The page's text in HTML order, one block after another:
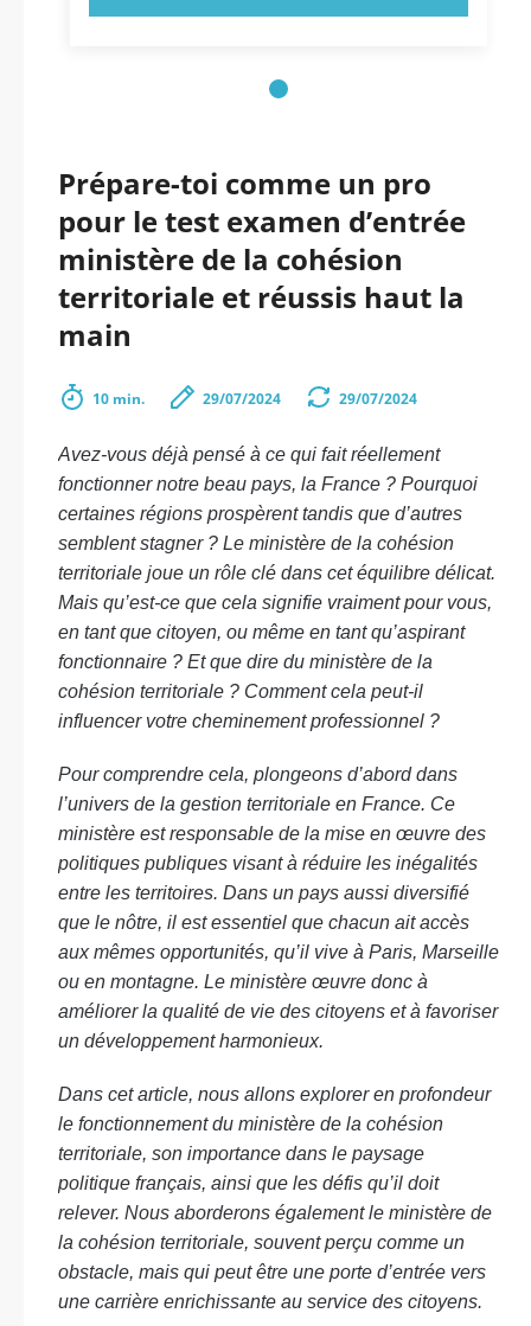
Prépare-toi comme un pro
pour le test examen d’entrée
ministère de la cohésion
territoriale et réussis haut la
main
10 min. 29/07/2024 29/07/2024
Avez-vous déjà pensé à ce qui fait réellement
fonctionner notre beau pays, la France ? Pourquoi
certaines régions prospèrent tandis que d’autres
semblent stagner ? Le ministère de la cohésion
territoriale joue un rôle clé dans cet équilibre délicat.
Mais qu’est-ce que cela signifie vraiment pour vous,
en tant que citoyen, ou même en tant qu’aspirant
fonctionnaire ? Et que dire du ministère de la
cohésion territoriale ? Comment cela peut-il
influencer votre cheminement professionnel ?
Pour comprendre cela, plongeons d’abord dans
l’univers de la gestion territoriale en France. Ce
ministère est responsable de la mise en œuvre des
politiques publiques visant à réduire les inégalités
entre les territoires. Dans un pays aussi diversifié
que le nôtre, il est essentiel que chacun ait accès
aux mêmes opportunités, qu’il vive à Paris, Marseille
ou en montagne. Le ministère œuvre donc à
améliorer la qualité de vie des citoyens et à favoriser
un développement harmonieux.
Dans cet article, nous allons explorer en profondeur
le fonctionnement du ministère de la cohésion
territoriale, son importance dans le paysage
politique français, ainsi que les défis qu’il doit
relever. Nous aborderons également le ministère de
la cohésion territoriale, souvent perçu comme un
obstacle, mais qui peut être une porte d’entrée vers
une carrière enrichissante au service des citoyens.